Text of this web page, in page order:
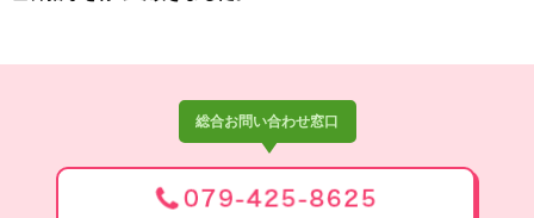
総合お問い合わせ窓口